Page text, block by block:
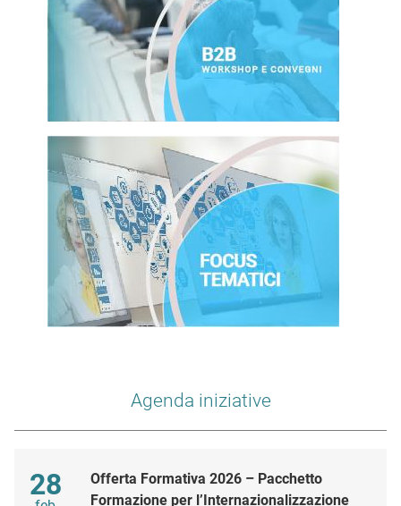
Agenda iniziative
28
Offerta Formativa 2026 – Pacchetto
Formazione per l’Internazionalizzazione